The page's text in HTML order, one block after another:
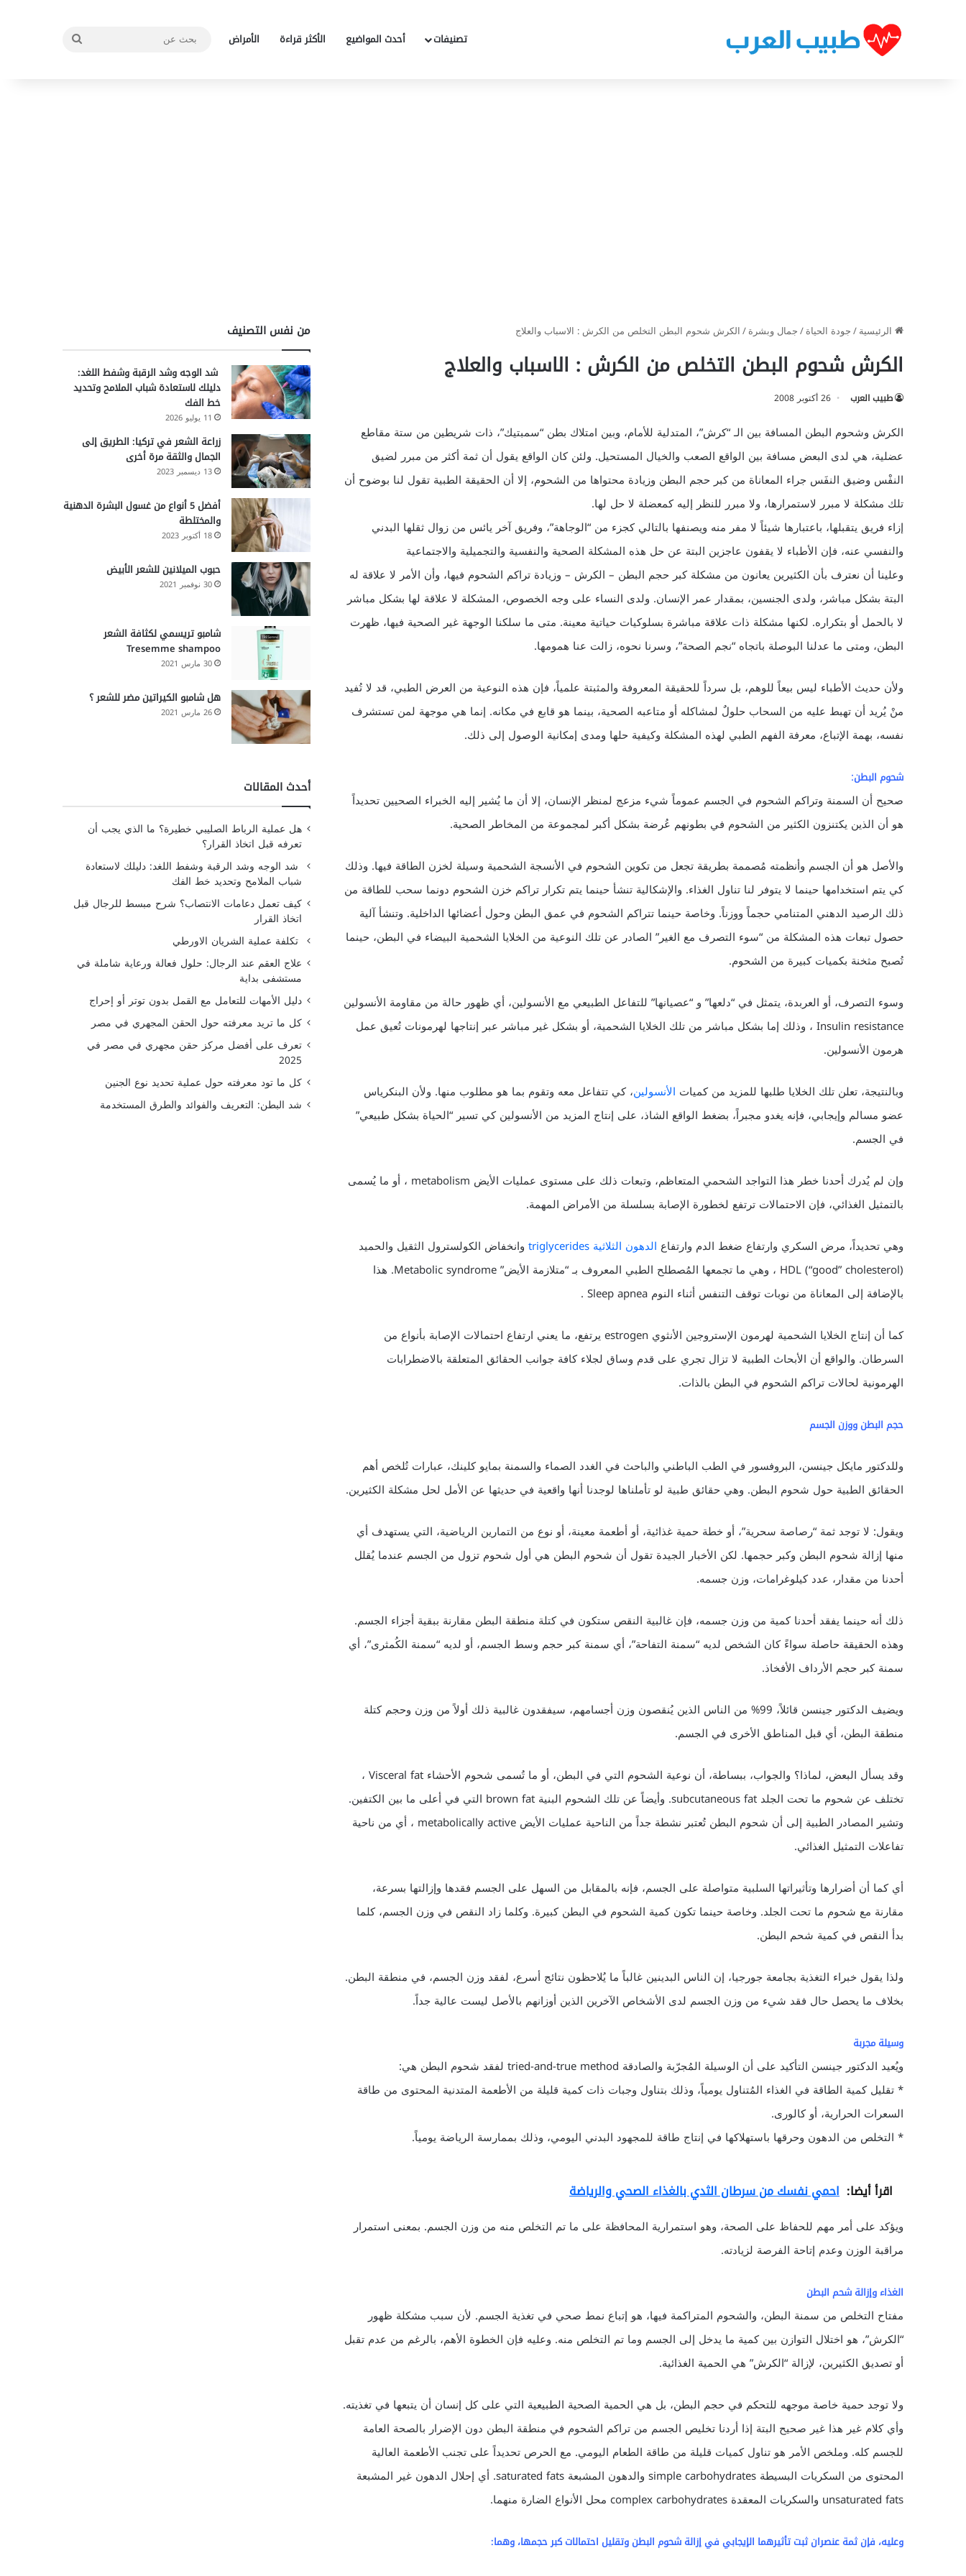
تصنيفات أحدث المواضيع الأكثر قراءة الأمراض
الرئيسية/جودة الحياة/جمال وبشرة/الكرش شحوم البطن التخلص من الكرش : الاسباب والعلاج
الكرش شحوم البطن التخلص من الكرش : الاسباب والعلاج
طبيب العرب 26 أكتوبر 2008
الكرش وشحوم البطن المسافة بين الـ “كرش”، المتدلية للأمام، وبين امتلاك بطن “سمبتيك”، ذات شريطين من ستة مقاطع
عضلية، هي لدى البعض مسافة بين الواقع الصعب والخيال المستحيل. ولئن كان الواقع يقول أن ثمة أكثر من مبرر لضيق
النفْس وضيق النفَس جراء المعاناة من كبر حجم البطن وزيادة محتواها من الشحوم، إلا أن الحقيقة الطبية تقول لنا بوضوح أن
تلك مشكلة لا مبرر لاستمرارها، ولا مبرر للنظر إليه كمعضلة لا حل لها.
إزاء فريق يتقبلها، باعتبارها شيئاً لا مفر منه ويصنفها بالتالي كجزء من “الوجاهة”، وفريق آخر يائس من زوال ثقلها البدني
والنفسي عنه، فإن الأطباء لا يقفون عاجزين البتة عن حل هذه المشكلة الصحية والنفسية والتجميلية والاجتماعية
وعلينا أن نعترف بأن الكثيرين يعانون من مشكلة كبر حجم البطن – الكرش – وزيادة تراكم الشحوم فيها، وأن الأمر لا علاقة له
البتة بشكل مباشر، ولدى الجنسين، بمقدار عمر الإنسان. ولدى النساء على وجه الخصوص، المشكلة لا علاقة لها بشكل مباشر
لا بالحمل أو بتكراره. لكنها مشكلة ذات علاقة مباشرة بسلوكيات حياتية معينة. متى ما سلكنا الوجهة غير الصحية فيها، ظهرت
البطن، ومتى ما عدلنا البوصلة باتجاه “نجم الصحة”، وسرنا نحوه، زالت عنا همومها.
ولأن حديث الأطباء ليس بيعاً للوهم، بل سرداً للحقيقة المعروفة والمثبتة علمياً، فإن هذه النوعية من العرض الطبي، قد لا تُفيد
منْ يُريد أن تهبط عليه من السحاب حلولٌ لمشاكله أو متاعبه الصحية، بينما هو قابع في مكانه. إنما هي موجهة لمن تستشرف
نفسه، بهمة الإتباع، معرفة الفهم الطبي لهذه المشكلة وكيفية حلها ومدى إمكانية الوصول إلى ذلك.
شحوم البطن:
صحيح أن السمنة وتراكم الشحوم في الجسم عموماً شيء مزعج لمنظر الإنسان، إلا أن ما يُشير إليه الخبراء الصحيين تحديداً
هو أن الذين يكتنزون الكثير من الشحوم في بطونهم عُرضة بشكل أكبر لمجموعة من المخاطر الصحية.
والأصل هو أن الجسم وأنظمته مُصممة بطريقة تجعل من تكوين الشحوم في الأنسجة الشحمية وسيلة لخزن الطاقة فيها. وذلك
كي يتم استخدامها حينما لا يتوفر لنا تناول الغذاء. والإشكالية تنشأ حينما يتم تكرار تراكم خزن الشحوم دونما سحب للطاقة من
ذلك الرصيد الدهني المتنامي حجماً ووزناً. وخاصة حينما تتراكم الشحوم في عمق البطن وحول أعضائها الداخلية. وتنشأ آلية
حصول تبعات هذه المشكلة من “سوء التصرف مع الغير” الصادر عن تلك النوعية من الخلايا الشحمية البيضاء في البطن، حينما
تُصبح مثخنة بكميات كبيرة من الشحوم.
وسوء التصرف، أو العربدة، يتمثل في “دلعها” و “عصيانها” للتفاعل الطبيعي مع الأنسولين، أي ظهور حالة من مقاومة الأنسولين
Insulin resistance ، وذلك إما بشكل مباشر من تلك الخلايا الشحمية، أو بشكل غير مباشر عبر إنتاجها لهرمونات تُعيق عمل
هرمون الأنسولين.
وبالنتيجة، تعلن تلك الخلايا طلبها للمزيد من كميات الأنسولين، كي تتفاعل معه وتقوم بما هو مطلوب منها. ولأن البنكرياس
عضو مسالم وإيجابي، فإنه يغدو مجبراً، بضغط الواقع الشاذ، على إنتاج المزيد من الأنسولين كي تسير “الحياة بشكل طبيعي”
في الجسم.
وإن لم يُدرك أحدنا خطر هذا التواجد الشحمي المتعاظم، وتبعات ذلك على مستوى عمليات الأيض metabolism ، أو ما يُسمى
بالتمثيل الغذائي، فإن الاحتمالات ترتفع لخطورة الإصابة بسلسلة من الأمراض المهمة.
وهي تحديداً، مرض السكري وارتفاع ضغط الدم وارتفاع الدهون الثلاثية triglycerides
وانخفاض الكولسترول الثقيل والحميد
HDL (“good” cholesterol) ، وهي ما تجمعها المُصطلح الطبي المعروف بـ “متلازمة الأيض” Metabolic syndrome. هذا
بالإضافة إلى المعاناة من نوبات توقف التنفس أثناء النوم Sleep apnea .
كما أن إنتاج الخلايا الشحمية لهرمون الإستروجين الأنثوي estrogen يرتفع، ما يعني ارتفاع احتمالات الإصابة بأنواع من
السرطان. والواقع أن الأبحاث الطبية لا تزال تجري على قدم وساق لجلاء كافة جوانب الحقائق المتعلقة بالاضطرابات
الهرمونية لحالات تراكم الشحوم في البطن بالذات.
حجم البطن ووزن الجسم
وللدكتور مايكل جينسن، البروفسور في الطب الباطني والباحث في الغدد الصماء والسمنة بمايو كلينك، عبارات تُلخص أهم
الحقائق الطبية حول شحوم البطن. وهي حقائق طبية لو تأملناها لوجدنا أنها واقعية في حديثها عن الأمل لحل مشكلة الكثيرين.
ويقول: لا توجد ثمة “رصاصة سحرية”، أو خطة حمية غذائية، أو أطعمة معينة، أو نوع من التمارين الرياضية، التي يستهدف أي
منها إزالة شحوم البطن وكبر حجمها. لكن الأخبار الجيدة تقول أن شحوم البطن هي أول شحوم تزول من الجسم عندما يُقلل
أحدنا من مقدار، عدد كيلوغرامات، وزن جسمه.
ذلك أنه حينما يفقد أحدنا كمية من وزن جسمه، فإن غالبية النقص ستكون في كتلة منطقة البطن مقارنة ببقية أجزاء الجسم.
وهذه الحقيقة حاصلة سواءً كان الشخص لديه “سمنة التفاحة”، أي سمنة كبر حجم وسط الجسم، أو لديه “سمنة الكُمثرى”، أي
سمنة كبر حجم الأرداف الأفخاذ.
ويضيف الدكتور جينسن قائلاً، 99% من الناس الذين يُنقصون وزن أجسامهم، سيفقدون غالبية ذلك أولاً من وزن وحجم كتلة
منطقة البطن، أي قبل المناطق الأخرى في الجسم.
وقد يسأل البعض، لماذا؟ والجواب، ببساطة، أن نوعية الشحوم التي في البطن، أو ما تُسمى شحوم الأحشاء Visceral fat ،
تختلف عن شحوم ما تحت الجلد subcutaneous fat. وأيضاً عن تلك الشحوم البنية brown fat التي في أعلى ما بين الكتفين.
وتشير المصادر الطبية إلى أن شحوم البطن تُعتبر نشطة جداً من الناحية عمليات الأيض metabolically active ، أي من ناحية
تفاعلات التمثيل الغذائي.
أي كما أن أضرارها وتأثيراتها السلبية متواصلة على الجسم، فإنه بالمقابل من السهل على الجسم فقدها وإزالتها بسرعة،
مقارنة مع شحوم ما تحت الجلد. وخاصة حينما تكون كمية الشحوم في البطن كبيرة. وكلما زاد النقص في وزن الجسم، كلما
بدأ النقص في كمية شحم البطن.
ولذا يقول خبراء التغذية بجامعة جورجيا، إن الناس البدينين غالباً ما يُلاحظون نتائج أسرع، لفقد وزن الجسم، في منطقة البطن.
بخلاف ما يحصل حال فقد شيء من وزن الجسم لدى الأشخاص الآخرين الذين أوزانهم بالأصل ليست عالية جداً.
وسيلة مجربة
ويُعيد الدكتور جينسن التأكيد على أن الوسيلة المُجرّبة والصادقة tried-and-true method لفقد شحوم البطن هي:
* تقليل كمية الطاقة في الغذاء المُتناول يومياً، وذلك بتناول وجبات ذات كمية قليلة من الأطعمة المتدنية المحتوى من طاقة
السعرات الحرارية، أو كالورى.
* التخلص من الدهون وحرقها باستهلاكها في إنتاج طاقة للمجهود البدني اليومي، وذلك بممارسة الرياضة يومياً.
اقرأ أيضا: احمي نفسك من سرطان الثدي بالغذاء الصحي والرياضة
ويؤكد على أمر مهم للحفاظ على الصحة، وهو استمرارية المحافظة على ما تم التخلص منه من وزن الجسم. بمعنى استمرار
مراقبة الوزن وعدم إتاحة الفرصة لزيادته.
الغذاء وإزالة شحم البطن
مفتاح التخلص من سمنة البطن، والشحوم المتراكمة فيها، هو إتباع نمط صحي في تغذية الجسم. لأن سبب مشكلة ظهور
“الكرش”، هو اختلال التوازن بين كمية ما يدخل إلى الجسم وما تم التخلص منه. وعليه فإن الخطوة الأهم، بالرغم من عدم تقبل
أو تصديق الكثيرين، لإزالة “الكرش” هي الحمية الغذائية.
ولا توجد حمية خاصة موجهه للتحكم في حجم البطن، بل هي الحمية الصحية الطبيعية التي على كل إنسان أن يتبعها في تغذيته.
وأي كلام غير هذا غير صحيح البتة إذا أردنا تخليص الجسم من تراكم الشحوم في منطقة البطن دون الإضرار بالصحة العامة
للجسم كله. وملخص الأمر هو تناول كميات قليلة من طاقة الطعام اليومي. مع الحرص تحديداً على تجنب الأطعمة العالية
المحتوى من السكريات البسيطة simple carbohydrates والدهون المشبعة saturated fats. أي إحلال الدهون غير المشبعة
unsaturated fats والسكريات المعقدة complex carbohydrates محل الأنواع الضارة منهما.
وعليه، فإن ثمة عنصران ثبت تأثيرهما الإيجابي في إزالة شحوم البطن وتقليل احتمالات كبر حجمها، وهما:
من نفس التصنيف
شد الوجه وشد الرقبة وشفط اللغد:
دليلك لاستعادة شباب الملامح وتحديد
خط الفك
11 يوليو 2026
زراعة الشعر في تركيا: الطريق إلى
الجمال والثقة مرة أخرى
13 ديسمبر 2023
أفضل 5 أنواع من غسول البشرة الدهنية
والمختلطة
18 أكتوبر 2023
حبوب الميلانين للشعر الأبيض
30 نوفمبر 2021
شامبو تريسمي لكثافة الشعر
Tresemme shampoo
30 مارس 2021
هل شامبو الكيراتين مضر للشعر ؟
26 مارس 2021
أحدث المقالات
هل عملية الرباط الصليبي خطيرة؟ ما الذي يجب أن
تعرفه قبل اتخاذ القرار؟
شد الوجه وشد الرقبة وشفط اللغد: دليلك لاستعادة
شباب الملامح وتحديد خط الفك
كيف تعمل دعامات الانتصاب؟ شرح مبسط للرجال قبل
اتخاذ القرار
تكلفة عملية الشريان الاورطي
علاج العقم عند الرجال: حلول فعالة ورعاية شاملة في
مستشفى بداية
دليل الأمهات للتعامل مع القمل بدون توتر أو إحراج
كل ما تريد معرفته حول الحقن المجهري في مصر
تعرف على أفضل مركز حقن مجهري في مصر في
2025
كل ما تود معرفته حول عملية تحديد نوع الجنين
شد البطن: التعريف والفوائد والطرق المستخدمة